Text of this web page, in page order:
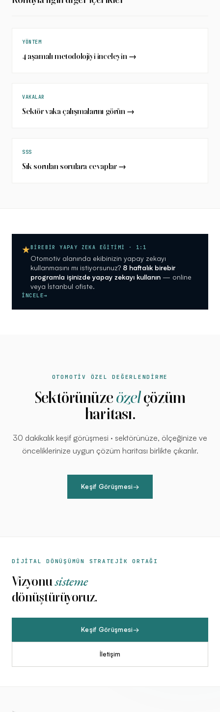
YÖNTEM
4 aşamalı metodolojiyi inceleyin →
VAKALAR
Sektör vaka çalışmalarını görün →
SSS
Sık sorulan sorulara cevaplar →
★BİREBİR YAPAY ZEKA EĞİTİMİ · 1:1
Otomotiv alanında ekibinizin yapay zekayı
kullanmasını mı istiyorsunuz? 8 haftalık birebir
programla işinizde yapay zekayı kullanın — online
veya İstanbul ofiste.
İNCELE→
OTOMOTİV ÖZEL DEĞERLENDİRME
Sektörünüzeözelçözüm
haritası.
30 dakikalık keşif görüşmesi · sektörünüze, ölçeğinize ve
önceliklerinize uygun çözüm haritası birlikte çıkarılır.
Keşif Görüşmesi→
DİJİTAL DÖNÜŞÜMÜN STRATEJİK ORTAĞI
Vizyonusisteme
dönüştürüyoruz.
Keşif Görüşmesi→
İletişim